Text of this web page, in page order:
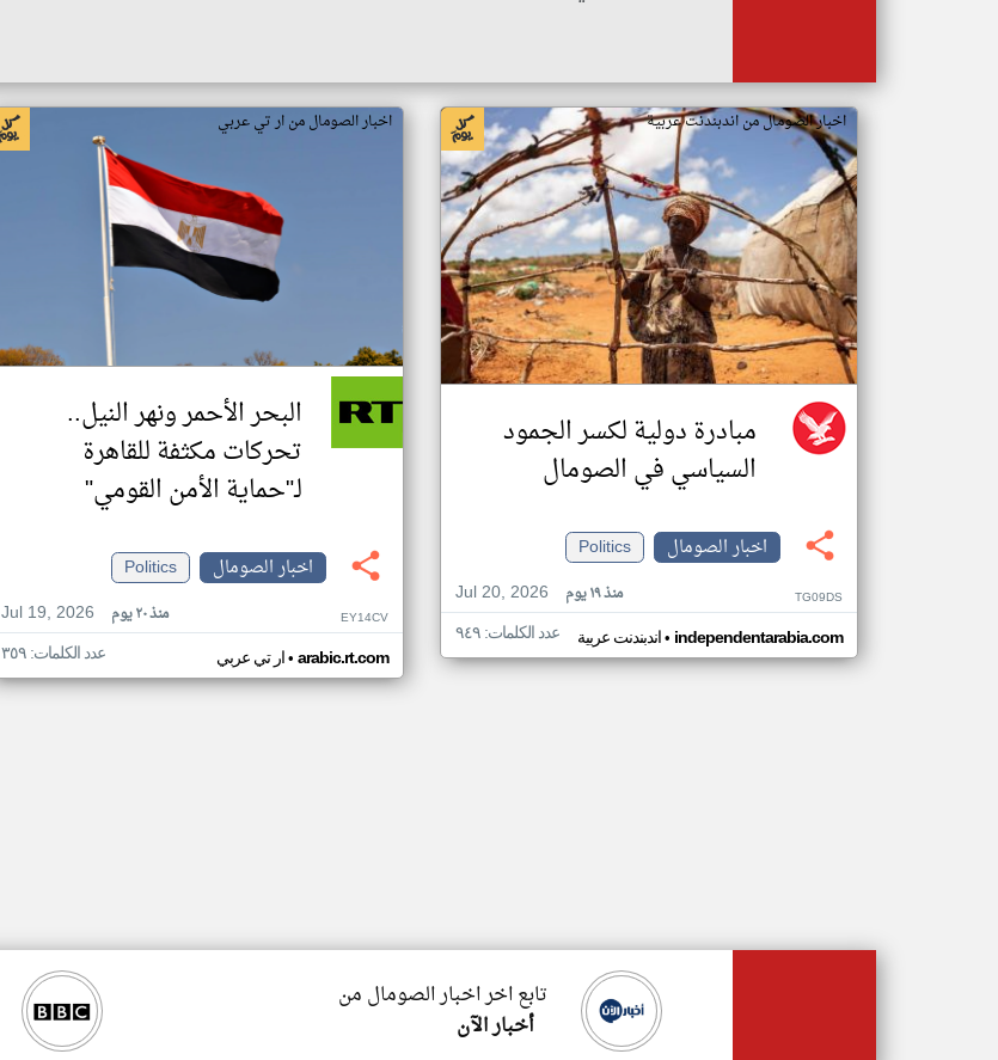
اخبار الصومال من اندبندنت عربية
مبادرة دولية لكسر الجمود
السياسي في الصومال
اخبار الصومال
Politics
Jul 20, 2026
منذ ١٩ يوم TG09DS
اندبندنت عربية• independentarabia.com عدد الكلمات: ٩٤٩
اخبار الصومال من ار تي عربي
البحر الأحمر ونهر النيل..
تحركات مكثفة للقاهرة
لـ"حماية الأمن القومي"
اخبار الصومال
Politics
Jul 19, 2026
منذ ٢٠ يوم EY14CV
ار تي عربي• arabic.rt.com عدد الكلمات: ٣٥٩
تابع اخر اخبار الصومال من
أخبار الآن